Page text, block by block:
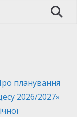
планування
2026/2027»